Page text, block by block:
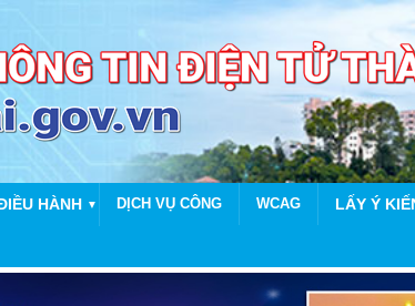
HÀNH ▼ DỊCH VỤ CÔNG WCAG LẤY Ý